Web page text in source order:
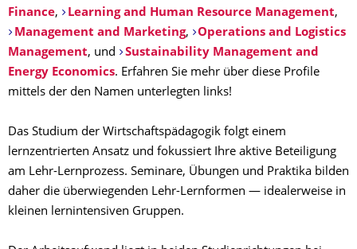
Finance, Learning and Human Resource Management,
Management and Marketing,
Operations and Logistics
Management, und
Sustainability Management and
Energy Economics. Erfahren Sie mehr über diese Profile
mittels der den Namen unterlegten links!
Das Studium der Wirtschaftspädagogik folgt einem
lernzentrierten Ansatz und fokussiert Ihre aktive Beteiligung
am Lehr-Lernprozess. Seminare, Übungen und Praktika bilden
daher die überwiegenden Lehr-Lernformen — idealerweise in
kleinen lernintensiven Gruppen.